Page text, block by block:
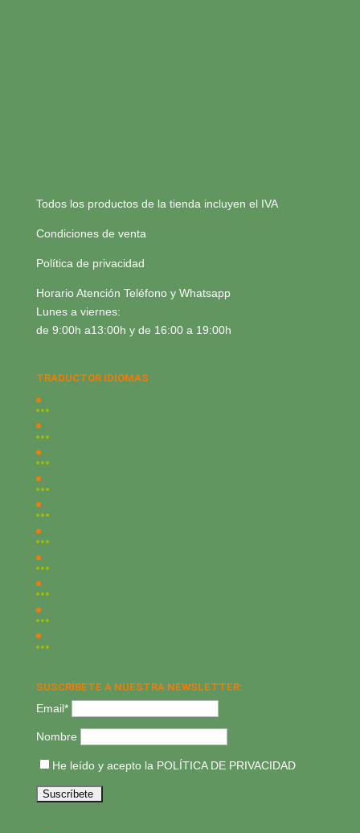
Todos los productos de la tienda incluyen el IVA
Condiciones de venta
Política de privacidad
Horario Atención Teléfono y Whatsapp
Lunes a viernes:
de 9:00h a13:00h y de 16:00 a 19:00h
TRADUCTOR IDIOMAS:
SUSCRÍBETE A NUESTRA NEWSLETTER:
Email*
Nombre
He leído y acepto la POLÍTICA DE PRIVACIDAD